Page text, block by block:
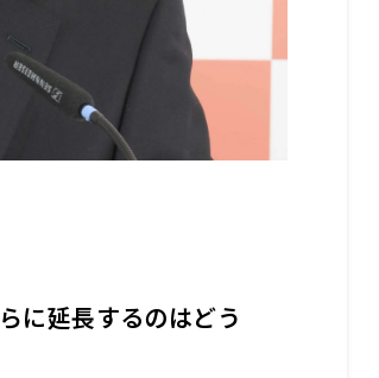
に延長するのはどう